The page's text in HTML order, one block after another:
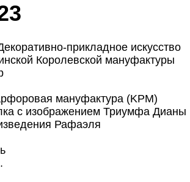
прикладное искусство
Королевской мануфактуры
мануфактура (KPM)
с изображением Триумфа Дианы
Рафаэля